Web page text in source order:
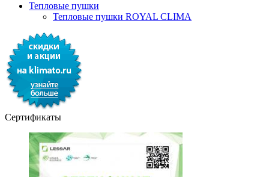
Тепловые пушки
Тепловые пушки ROYAL CLIMA
Сертификаты